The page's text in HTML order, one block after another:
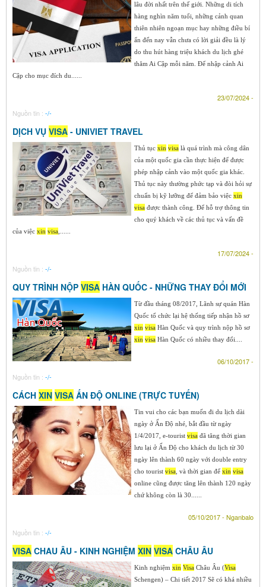
lâu đời nhất trên thế giới. Những di tích
hàng nghìn năm tuổi, những cảnh quan
thiên nhiên ngoạn mục hay những điều bí
ẩn đến nay vẫn chưa có lời giải đều là lý
do thu hút hàng triệu khách du lịch ghé
thăm Ai Cập mỗi năm. Để nhập cảnh Ai
Cập cho mục đích du......
23/07/2024 -
Nguồn tin : -/-
DỊCH VỤ VISA - UNIVIET TRAVEL
Thủ tục xin visa là quá trình mà công dân
của một quốc gia cần thực hiện để được
phép nhập cảnh vào một quốc gia khác.
Thủ tục này thường phức tạp và đòi hỏi sự
chuẩn bị kỹ lưỡng để đảm bảo việc xin
visa được thành công. Để hỗ trợ thông tin
cho quý khách về các thủ tục và vấn đề
của việc xin visa
17/07/2024 -
Nguồn tin : -/-
QUY TRÌNH NỘP VISA HÀN QUỐC - NHỮNG THAY ĐỔI MỚI
Từ đầu tháng 08/2017, Lãnh sự quán Hàn
Quốc tổ chức lại hệ thống tiếp nhận hồ sơ
xin visa Hàn Quốc và quy trình nộp hồ sơ
xin visa Hàn Quốc có nhiều thay đổi....
06/10/2017 -
Nguồn tin : -/-
CÁCH XIN VISA ẤN ĐỘ ONLINE (TRỰC TUYẾN)
Tin vui cho các bạn muốn đi du lịch dài
ngày ở Ấn Độ nhé, bắt đầu từ ngày
1/4/2017, e-tourist visa đã tăng thời gian
lưu lại ở Ấn Độ cho khách du lịch từ 30
ngày lên thành 60 ngày với double entry
cho tourist visa , và thời gian để xin visa
online cũng được tăng lên thành 120 ngày
chứ không còn là 30......
05/10/2017 - Nganbalo
Nguồn tin : -/-
VISA CHAU ÂU - KINH NGHIỆM XIN VISA CHÂU ÂU
Kinh nghiệm xin Visa Châu Âu (Visa
Schengen) – Chi tiết 2017 Sẽ có khá nhiều